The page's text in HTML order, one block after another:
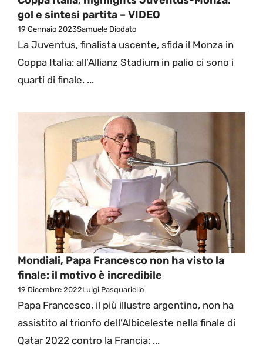
gol e sintesi partita – VIDEO
19 Gennaio 2023Samuele Diodato
La Juventus, finalista uscente, sfida il Monza in
Coppa Italia: all’Allianz Stadium in palio ci sono i
quarti di finale. ...
Mondiali, Papa Francesco non ha visto la
finale: il motivo è incredibile
19 Dicembre 2022Luigi Pasquariello
Papa Francesco, il più illustre argentino, non ha
assistito al trionfo dell’Albiceleste nella finale di
Qatar 2022 contro la Francia: ...